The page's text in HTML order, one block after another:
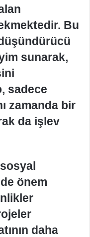
Bu
sunarak,
sadece
zamanda bir
da işlev
önem
daha